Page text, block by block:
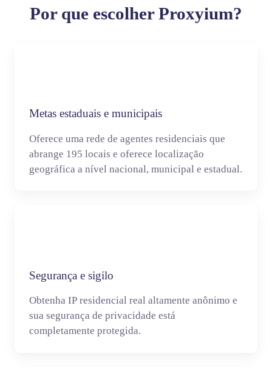
Por que escolher Proxyium?
Metas estaduais e municipais
Oferece uma rede de agentes residenciais que
abrange 195 locais e oferece localização
geográfica a nível nacional, municipal e estadual.
Segurança e sigilo
Obtenha IP residencial real altamente anônimo e
sua segurança de privacidade está
completamente protegida.